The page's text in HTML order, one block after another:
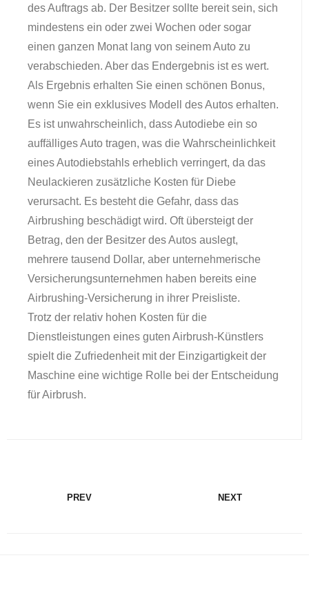
des Auftrags ab. Der Besitzer sollte bereit sein, sich
mindestens ein oder zwei Wochen oder sogar
einen ganzen Monat lang von seinem Auto zu
verabschieden. Aber das Endergebnis ist es wert.
Als Ergebnis erhalten Sie einen schönen Bonus,
wenn Sie ein exklusives Modell des Autos erhalten.
Es ist unwahrscheinlich, dass Autodiebe ein so
auffälliges Auto tragen, was die Wahrscheinlichkeit
eines Autodiebstahls erheblich verringert, da das
Neulackieren zusätzliche Kosten für Diebe
verursacht. Es besteht die Gefahr, dass das
Airbrushing beschädigt wird. Oft übersteigt der
Betrag, den der Besitzer des Autos auslegt,
mehrere tausend Dollar, aber unternehmerische
Versicherungsunternehmen haben bereits eine
Airbrushing-Versicherung in ihrer Preisliste.
Trotz der relativ hohen Kosten für die
Dienstleistungen eines guten Airbrush-Künstlers
spielt die Zufriedenheit mit der Einzigartigkeit der
Maschine eine wichtige Rolle bei der Entscheidung
für Airbrush.
PREV NEXT